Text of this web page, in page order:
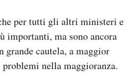
per tutti gli altri ministeri e
importanti, ma sono ancora
grande cautela, a maggior
nella maggioranza.